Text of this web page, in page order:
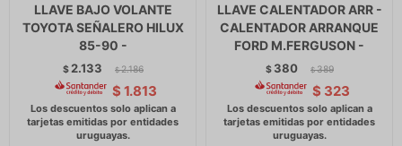
LLAVE BAJO VOLANTE
TOYOTA SEÑALERO HILUX
85-90 -
$ 2.133 $ 2.186
$ 1.813
LLAVE CALENTADOR ARR -
CALENTADOR ARRANQUE
FORD M.FERGUSON -
$ 380 $ 389
$ 323